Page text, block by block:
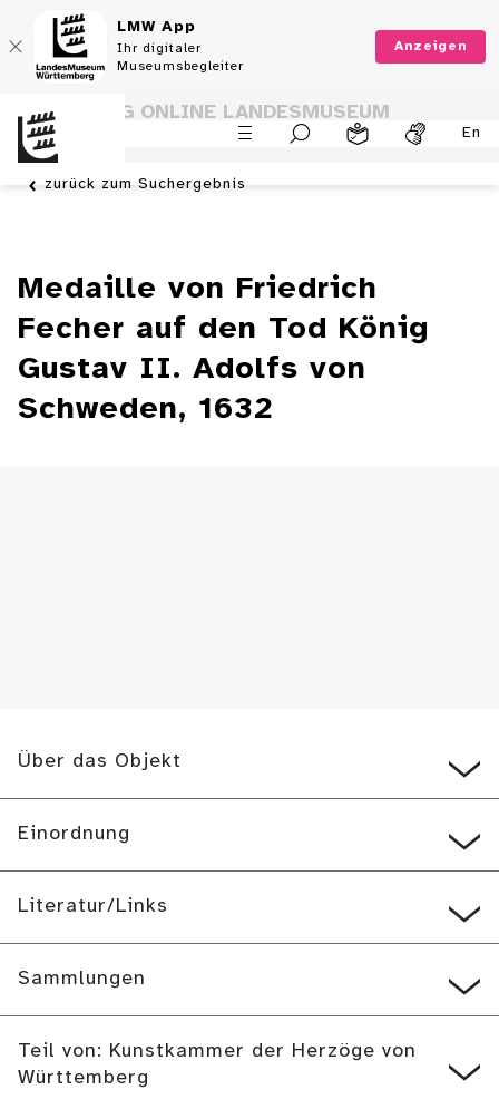
LMW App
Ihr digitaler
Museumsbegleiter
Anzeigen
En
SAMMLUNG ONLINE LANDESMUSEUM
WÜRTTEMBERG
zurück zum Suchergebnis
Medaille von Friedrich
Fecher auf den Tod König
Gustav II. Adolfs von
Schweden, 1632
Über das Objekt
Einordnung
Literatur/Links
Sammlungen
Teil von: Kunstkammer der Herzöge von
Württemberg